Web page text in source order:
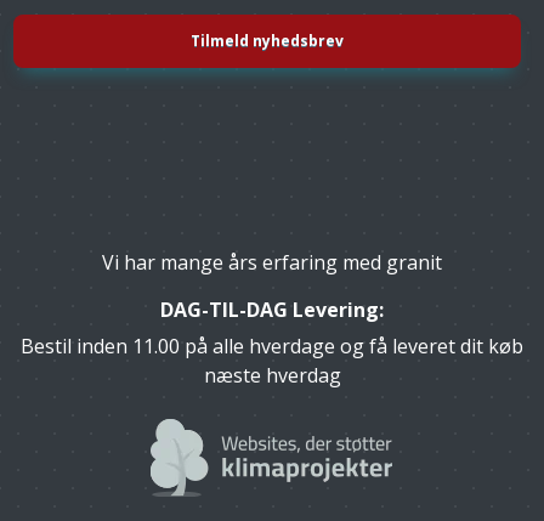
Vi har mange års erfaring med granit
DAG-TIL-DAG Levering:
Bestil inden 11.00 på alle hverdage og få leveret dit køb
næste hverdag